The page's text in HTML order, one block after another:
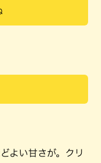
よい甘さが。クリ